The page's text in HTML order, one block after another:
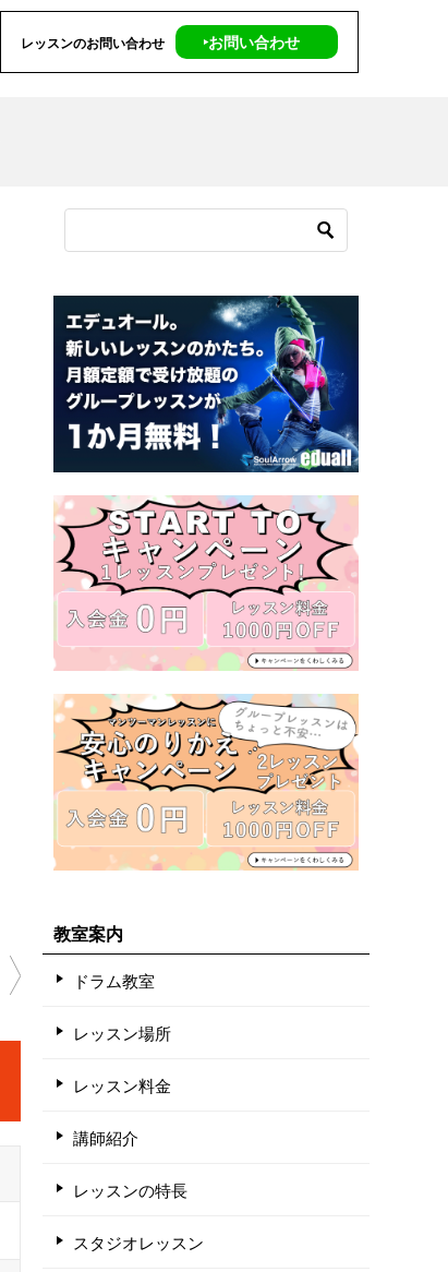
レッスンのお問い合わせ ‣お問い合わせ
教室案内
ドラム教室
レッスン場所
レッスン料金
講師紹介
レッスンの特長
スタジオレッスン